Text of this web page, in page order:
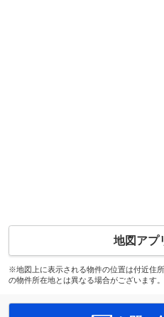
地図アプ
※地図上に表示される物件の位置は付近住
の物件所在地とは異なる場合がございます。